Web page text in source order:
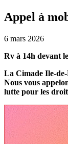
Appel à
6 mars 2026
Rv à 14h devant
La Cimade Ile-de-
Nous vous
lutte pour les